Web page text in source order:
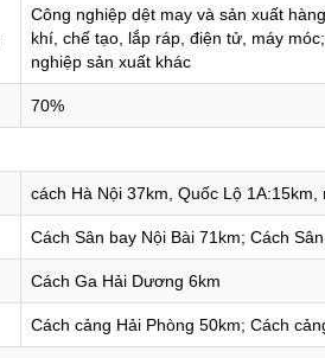
Công nghiệp dệt may và sản xuất
khí, chế tạo, lắp ráp, điện tử, máy
nghiệp sản xuất khác
70%
cách Hà Nội 37km, Quốc Lộ
Cách Sân bay Nội Bài 71km; Cách
Cách Ga Hải Dương 6km
Cách cảng Hải Phòng 50km; Cách